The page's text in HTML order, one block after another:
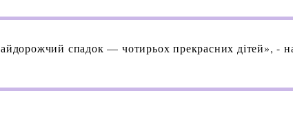
спадок — чотирьох прекрасних дітей», -